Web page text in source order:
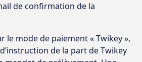
de confirmation de la
le mode de paiement « Twikey »,
de la part de Twikey